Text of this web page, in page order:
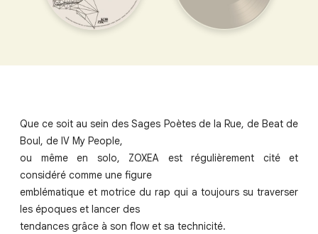
Que ce soit au sein des Sages Poètes de la Rue, de Beat de
Boul, de IV My People,
ou même en solo, ZOXEA est régulièrement cité et
considéré comme une figure
emblématique et motrice du rap qui a toujours su traverser
les époques et lancer des
tendances grâce à son flow et sa technicité.